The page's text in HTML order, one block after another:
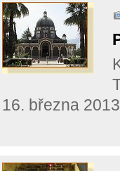
16. března 2013